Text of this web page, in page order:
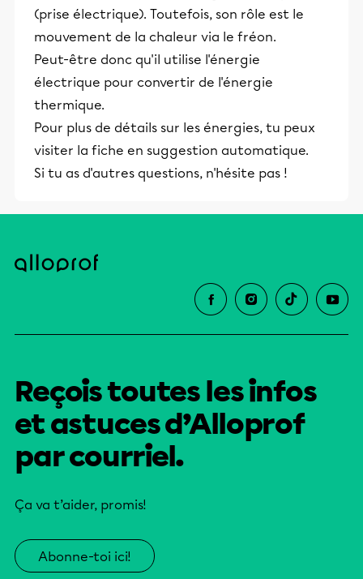
(prise électrique). Toutefois, son rôle est le
mouvement de la chaleur via le fréon.
Peut-être donc qu'il utilise l'énergie
électrique pour convertir de l'énergie
thermique.
Pour plus de détails sur les énergies, tu peux
visiter la fiche en suggestion automatique.
Si tu as d'autres questions, n'hésite pas !
Reçois toutes les infos
et astuces d’Alloprof
par courriel.
Ça va t’aider, promis!
Abonne-toi ici!